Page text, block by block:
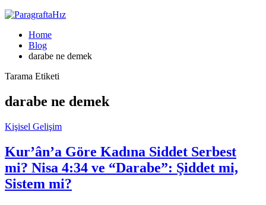
Home
Blog
darabe ne demek
Tarama Etiketi
darabe ne demek
Kişisel Gelişim
Kur’ân’a Göre Kadına Siddet Serbest
mi? Nisa 4:34 ve “Darabe”: Şiddet mi,
Sistem mi?